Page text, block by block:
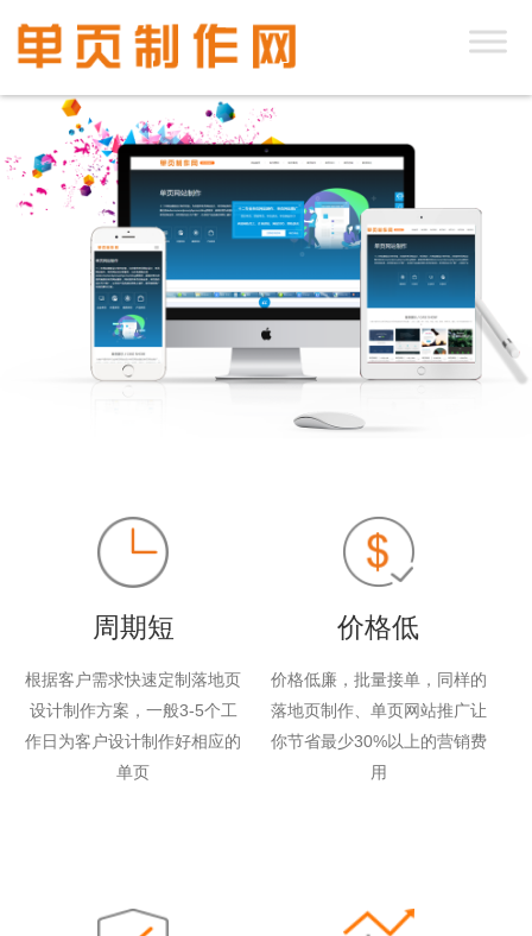
周期短
根据客户需求快速定制落地页
设计制作方案，一般3-5个工
作日为客户设计制作好相应的
单页
价格低
价格低廉，批量接单，同样的
落地页制作、单页网站推广让
你节省最少30%以上的营销费
用